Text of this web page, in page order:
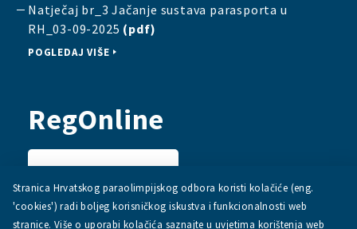
Natječaj br_3 Jačanje sustava parasporta u
RH_03-09-2025 (pdf)
POGLEDAJ VIŠE
RegOnline
PRIJAVI SE
Stranica Hrvatskog paraolimpijskog odbora koristi kolačiće (eng.
'cookies') radi boljeg korisničkog iskustva i funkcionalnosti web
stranice. Više o uporabi kolačića saznajte u uvjetima korištenja web